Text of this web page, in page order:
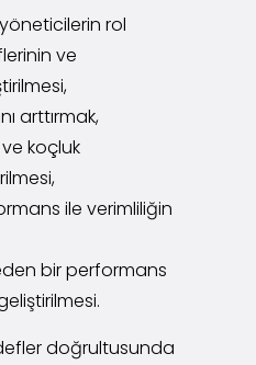
rol
ve
arttırmak,
koçluk
ile verimliliğin
bir performans
doğrultusunda